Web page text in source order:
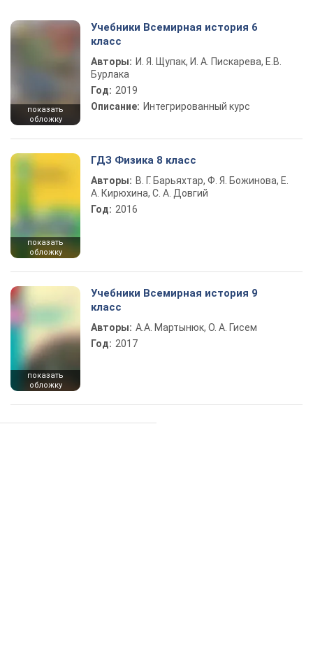
показать
обложку
Учебники Всемирная история 6
класс
Авторы: И. Я. Щупак, И. А. Пискарева, Е.В.
Бурлака
Год: 2019
Описание: Интегрированный курс
показать
обложку
ГДЗ Физика 8 класс
Авторы: В. Г. Барьяхтар, Ф. Я. Божинова, Е.
А. Кирюхина, С. А. Довгий
Год: 2016
показать
обложку
Учебники Всемирная история 9
класс
Авторы: А.А. Мартынюк, О. А. Гисем
Год: 2017